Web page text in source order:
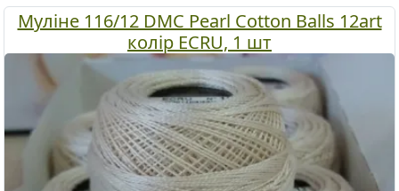
Муліне 116/12 DMC Pearl Cotton Balls 12art
колір ECRU, 1 шт